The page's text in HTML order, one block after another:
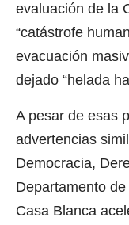
evaluación de la
“catástrofe
evacuación
dejado “helada
A pesar de esas
advertencias
Democracia,
Departamento
Casa Blanca